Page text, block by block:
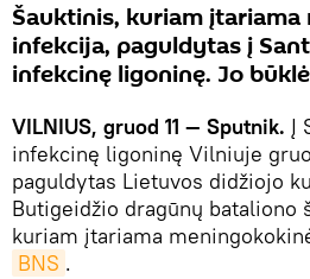
Šauktinis, kuriam
infekcija, paguldytas į
infekcinę ligoninę. Jo
VILNIUS, gruod 11 — Sputnik. Į
infekcinę ligoninę Vilniuje
paguldytas Lietuvos didžiojo
Butigeidžio dragūnų bataliono
kuriam įtariama
BNS .